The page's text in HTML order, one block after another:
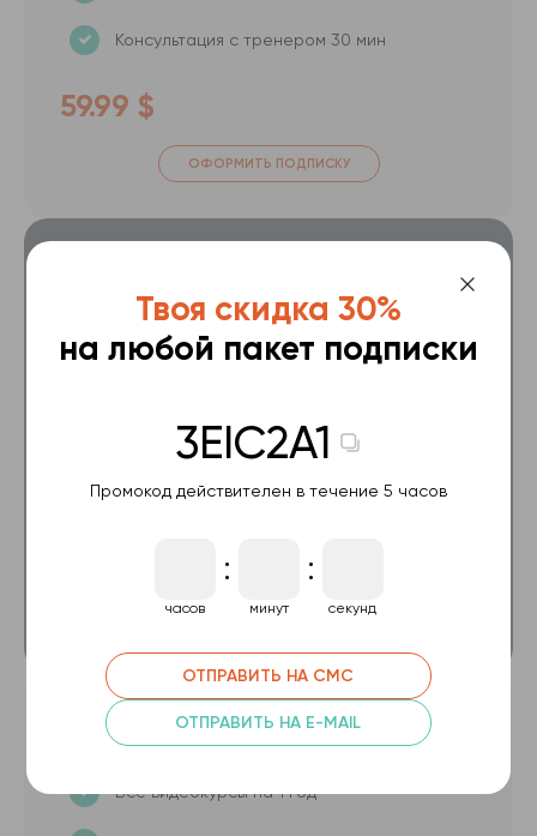
Консультация с тренером 30 мин
59.99 $
ОФОРМИТЬ ПОДПИСКУ
Все видеокурсы на 6 месяцев
Проверка 10 домашних заданий
Консультация с тренером 60 мин
ОФОРМИТЬ ПОДПИСКУ
Премиум Plus
Все видеокурсы на 1 год
Твоя скидка 30%
на любой пакет подписки
3EIC2A1
Промокод действителен в течение 5 часов
часов
:
минут
:
секунд
ОТПРАВИТЬ НА СМС
ОТПРАВИТЬ НА E-MAIL